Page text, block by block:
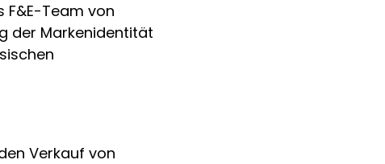
F&E-Team von
der Markenidentität
Verkauf von